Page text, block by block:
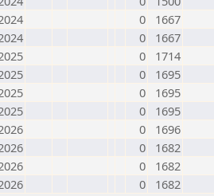
0
1667
0
1667
0
1714
0
1695
0
1695
0
1695
0
1696
0
1682
0
1682
0 1682